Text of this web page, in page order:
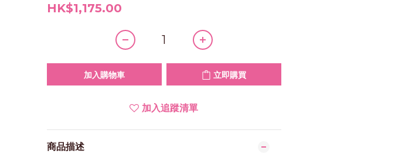
HK$1,175.00
加入購物車 立即購買
加入追蹤清單
商品描述